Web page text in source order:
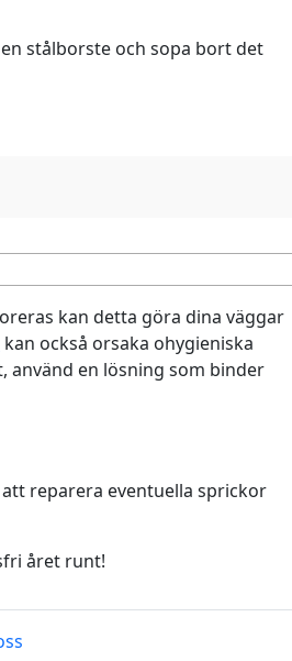
stålborste och sopa bort det
kan detta göra dina väggar
kan också orsaka ohygieniska
använd en lösning som binder
reparera eventuella sprickor
året runt!